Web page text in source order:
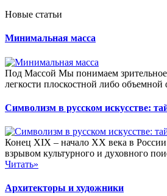
Новые статьи
Минимальная масса
Под Массой Мы понимаем
легкости плоскостной либо
Символизм в русском искусстве:
Конец XIX – начало XX века в России
взрывом культурного и духовного
Читать»
Архитекторы и художники